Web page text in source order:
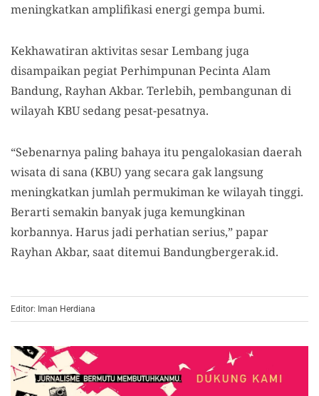
meningkatkan amplifikasi energi gempa bumi.
Kekhawatiran aktivitas sesar Lembang juga
disampaikan pegiat Perhimpunan Pecinta Alam
Bandung, Rayhan Akbar. Terlebih, pembangunan di
wilayah KBU sedang pesat-pesatnya.
“Sebenarnya paling bahaya itu pengalokasian daerah
wisata di sana (KBU) yang secara gak langsung
meningkatkan jumlah permukiman ke wilayah tinggi.
Berarti semakin banyak juga kemungkinan
korbannya. Harus jadi perhatian serius,” papar
Rayhan Akbar, saat ditemui Bandungbergerak.id.
Editor: Iman Herdiana